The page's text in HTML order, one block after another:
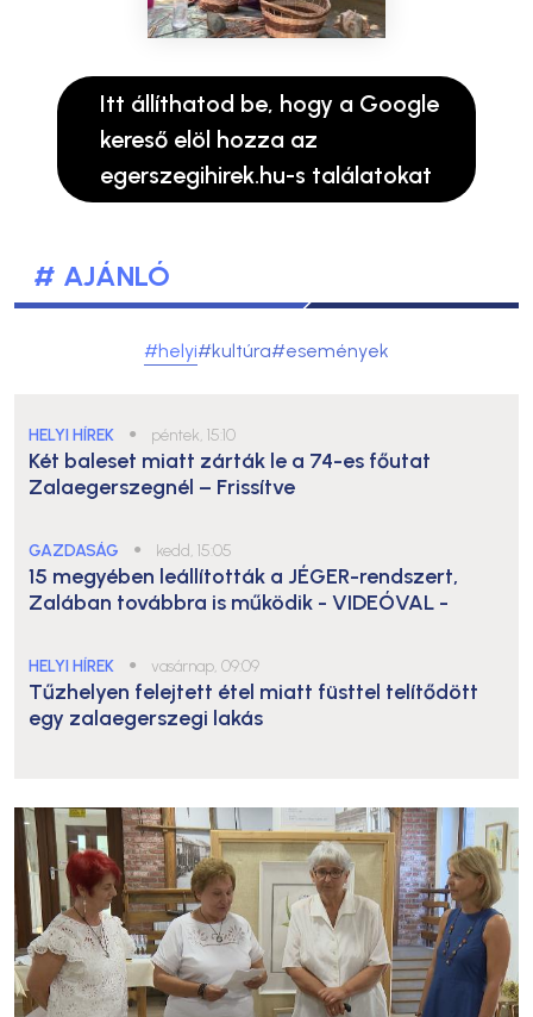
Itt állíthatod be, hogy a Google
kereső elöl hozza az
egerszegihirek.hu-s találatokat
# AJÁNLÓ
#helyi#kultúra#események
HELYI HÍREK ● péntek, 15:10
Két baleset miatt zárták le a 74-es főutat
Zalaegerszegnél – Frissítve
GAZDASÁG ● kedd, 15:05
15 megyében leállították a JÉGER-rendszert,
Zalában továbbra is működik - VIDEÓVAL -
HELYI HÍREK ● vasárnap, 09:09
Tűzhelyen felejtett étel miatt füsttel telítődött
egy zalaegerszegi lakás